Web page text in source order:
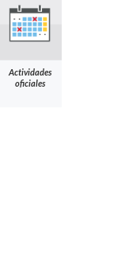
Actividades
oficiales